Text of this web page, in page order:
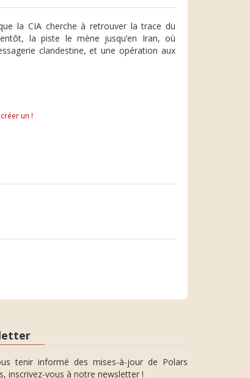
la CIA cherche à retrouver la trace du
la piste le mène jusqu’en Iran, où
clandestine, et une opération aux
un !
tenir informé des mises-à-jour de Polars
inscrivez-vous à notre newsletter !